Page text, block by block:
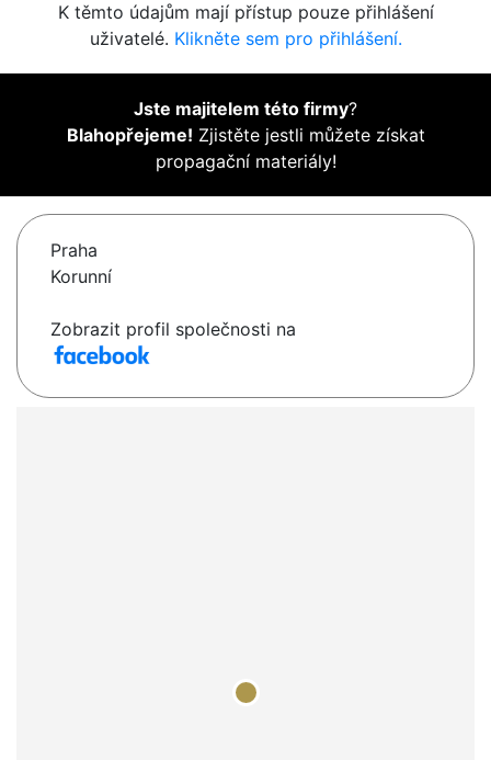
K těmto údajům mají přístup pouze přihlášení
uživatelé. Klikněte sem pro přihlášení.
Jste majitelem této firmy?
Blahopřejeme! Zjistěte jestli můžete získat
propagační materiály!
Praha
Korunní
Zobrazit profil společnosti na